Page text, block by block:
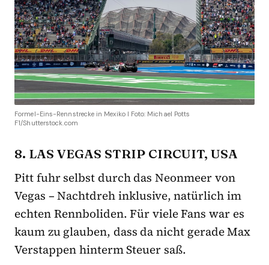
Formel-Eins-Rennstrecke in Mexiko I Foto: Michael Potts
F1/Shutterstock.com
8. LAS VEGAS STRIP CIRCUIT, USA
Pitt fuhr selbst durch das Neonmeer von
Vegas – Nachtdreh inklusive, natürlich im
echten Rennboliden. Für viele Fans war es
kaum zu glauben, dass da nicht gerade Max
Verstappen hinterm Steuer saß.